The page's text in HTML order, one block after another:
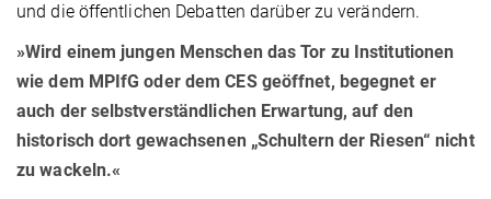
und die öffentlichen Debatten darüber zu verändern.
»Wird einem jungen Menschen das Tor zu Institutionen
wie dem MPIfG oder dem CES geöffnet, begegnet er
auch der selbstverständlichen Erwartung, auf den
historisch dort gewachsenen „Schultern der Riesen“ nicht
zu wackeln.«